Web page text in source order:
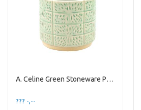
A. Celine Green Stoneware Pot ES10,5
??? -,--